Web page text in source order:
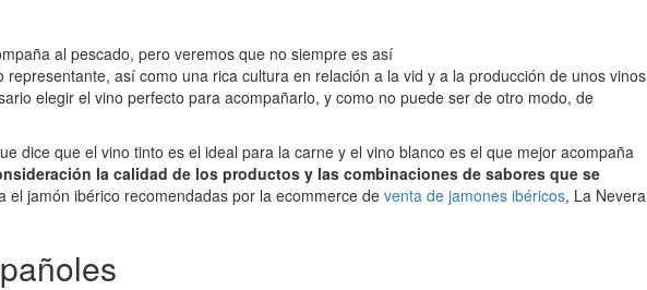
al pescado, pero veremos que no siempre es así
así como una rica cultura en relación a la vid y a la producción de unos vinos
elegir el vino perfecto para acompañarlo, y como no puede ser de otro modo, de
dice que el vino tinto es el ideal para la carne y el vino blanco es el que mejor acompaña
la calidad de los productosy las combinaciones de sabores que se
jamón ibérico recomendadas por la ecommerce de venta de jamones ibéricos, La Nevera